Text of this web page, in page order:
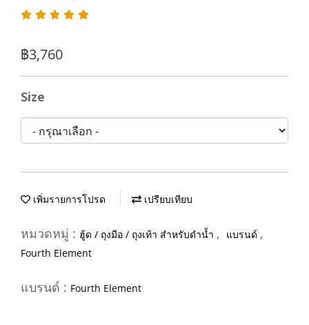
฿3,760
Size
เพิ่มรายการโปรด เปรียบเทียบ
หมวดหมู่ : ฮู้ด / ถุงมือ / ถุงเท้า สำหรับดำน้ำ , แบรนด์ ,
Fourth Element
แบรนด์ : Fourth Element